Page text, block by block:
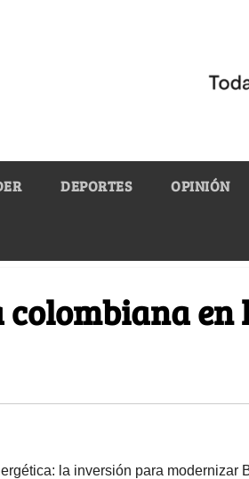
DEPORTES OPINIÓN
en
la inversión para modernizar